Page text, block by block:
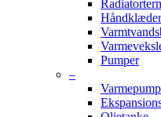
Pumper
–